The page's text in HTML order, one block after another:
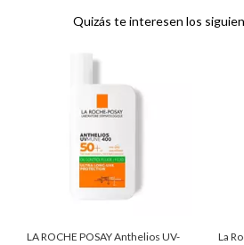
Quizás te interesen los
LA ROCHE POSAY Anthelios UV-
La